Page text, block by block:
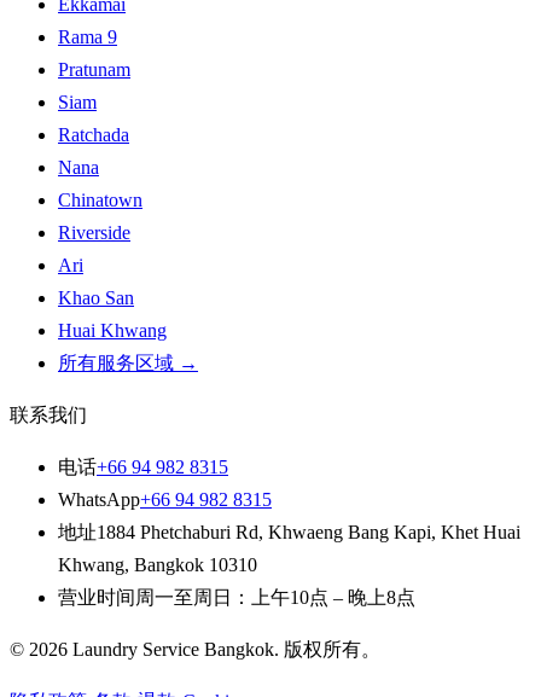
Rama 9
Pratunam
Siam
Ratchada
Nana
Chinatown
Riverside
Ari
Khao San
Huai Khwang
所有服务区域 →
联系我们
电话+66 94 982 8315
WhatsApp+66 94 982 8315
地址1884 Phetchaburi Rd, Khwaeng Bang Kapi, Khet Huai
Khwang, Bangkok 10310
营业时间 周一至周日：上午10点 – 晚上8点
© 2026 Laundry Service Bangkok. 版权所有。